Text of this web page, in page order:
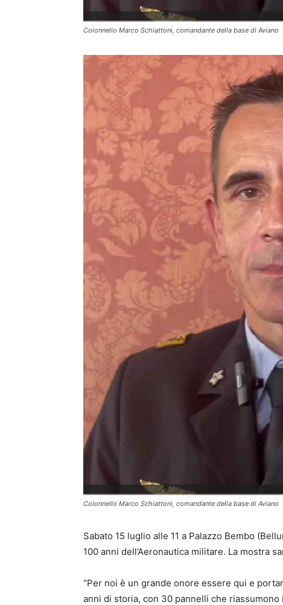
Colonnello Marco Schiattoni, comandante della base di Aviano
Colonnello Marco Schiattoni, comandante della base di Aviano
Sabato 15 luglio alle 11 a Palazzo Bembo
100 anni dell’Aeronautica militare. La mostra
“Per noi è un grande onore essere qui e
anni di storia, con 30 pannelli che